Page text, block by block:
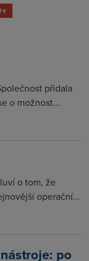
přidala
o možnost...
o tom, že
operační...
po